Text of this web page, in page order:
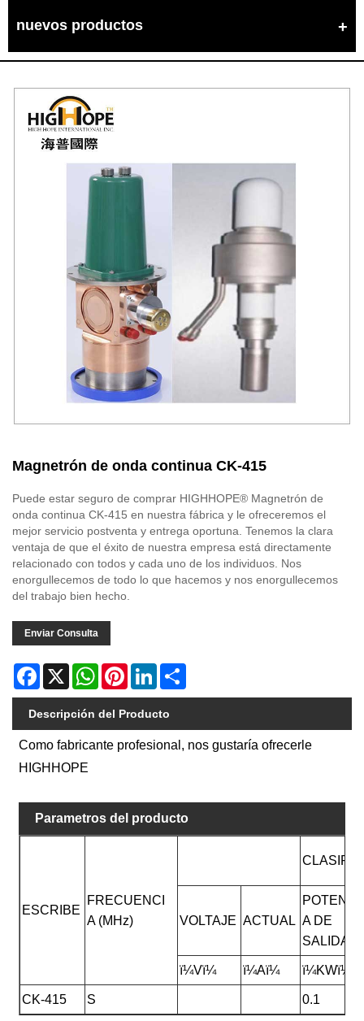
nuevos productos
Magnetrón de onda continua CK-415
Puede estar seguro de comprar HIGHHOPE® Magnetrón de
onda continua CK-415 en nuestra fábrica y le ofreceremos el
mejor servicio postventa y entrega oportuna. Tenemos la clara
ventaja de que el éxito de nuestra empresa está directamente
relacionado con todos y cada uno de los individuos. Nos
enorgullecemos de todo lo que hacemos y nos enorgullecemos
del trabajo bien hecho.
Enviar Consulta
Facebook
X WhatsAppPinterestLinkedIn
Descripción del Producto
Como fabricante profesional, nos gustaría ofrecerle
HIGHHOPE
Parametros del producto
ESCRIBE
FRECUENCI
A (MHz)
VOLTAJE ACTUAL
POTENCI
A DE
SALIDA
ï¼Vï¼ ï¼Aï¼ ï¼KWï¼
CK-415 S 0.1